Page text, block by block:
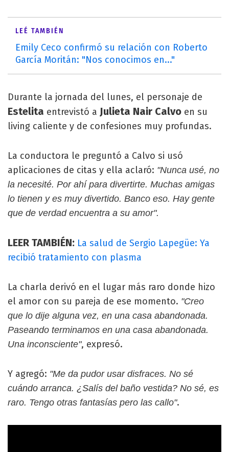
LEÉ TAMBIÉN
Emily Ceco confirmó su relación con Roberto
García Moritán: "Nos conocimos en..."
Durante la jornada del lunes, el personaje de
Estelita entrevistó a Julieta Nair Calvo en su
living caliente y de confesiones muy profundas.
La conductora le preguntó a Calvo si usó
aplicaciones de citas y ella aclaró: "Nunca usé, no
la necesité. Por ahí para divertirte. Muchas amigas
lo tienen y es muy divertido. Banco eso. Hay gente
que de verdad encuentra a su amor".
LEER TAMBIÉN: La salud de Sergio Lapegüe: Ya
recibió tratamiento con plasma
La charla derivó en el lugar más raro donde hizo
el amor con su pareja de ese momento. "Creo
que lo dije alguna vez, en una casa abandonada.
Paseando terminamos en una casa abandonada.
Una inconsciente", expresó.
Y agregó: "Me da pudor usar disfraces. No sé
cuándo arranca. ¿Salís del baño vestida? No sé, es
raro. Tengo otras fantasías pero las callo".